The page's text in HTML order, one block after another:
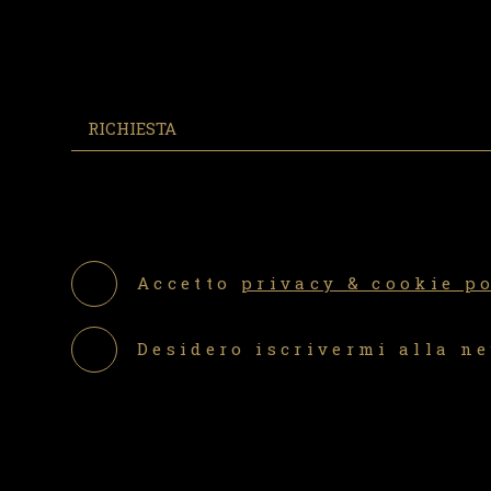
Accetto privacy & cookie
Desidero iscrivermi alla